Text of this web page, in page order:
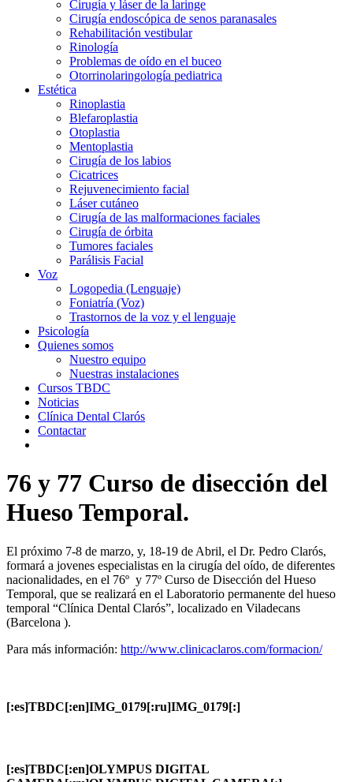
Cirugía y láser de la laringe
Cirugía endoscópica de senos paranasales
Rehabilitación vestibular
Rinología
Problemas de oído en el buceo
Otorrinolaringología pediatrica
Estética
Rinoplastia
Blefaroplastia
Otoplastia
Mentoplastia
Cirugía de los labios
Cicatrices
Rejuvenecimiento facial
Láser cutáneo
Cirugía de las malformaciones faciales
Cirugía de órbita
Tumores faciales
Parálisis Facial
Voz
Logopedia (Lenguaje)
Foniatría (Voz)
Trastornos de la voz y el lenguaje
Psicología
Quienes somos
Nuestro equipo
Nuestras instalaciones
Cursos TBDC
Noticias
Clínica Dental Clarós
Contactar
76 y 77 Curso de disección del
Hueso Temporal.
El próximo 7-8 de marzo, y, 18-19 de Abril, el Dr. Pedro Clarós,
formará a jovenes especialistas en la cirugía del oído, de diferentes
nacionalidades, en el 76º y 77º Curso de Disección del Hueso
Temporal, que se realizará en el Laboratorio permanente del hueso
temporal “Clínica Dental Clarós”, localizado en Viladecans
(Barcelona ).
Para más información: http://www.clinicaclaros.com/formacion/
[:es]TBDC[:en]IMG_0179[:ru]IMG_0179[:]
[:es]TBDC[:en]OLYMPUS DIGITAL